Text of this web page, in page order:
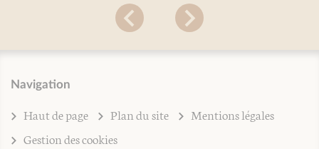
Navigation
Haut de page Plan du site
Mentions légales
Gestion des cookies